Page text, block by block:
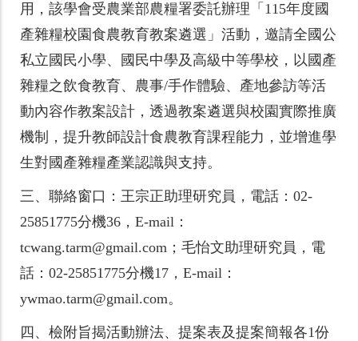
用，該學會受農業部農糧署委託辦理「115年度國
產雜糧校園食農教育教案遴選」活動，邀請全國公
私立國民小學、國民中學及高級中等學校，以國產
雜糧之飲食教育、農事/手作體驗、產地參訪等活
動內容作教案設計，透過教案遴選與校園實際推廣
機制，提升教師設計食農教育課程能力，並增進學
生對國產雜糧產業認識與支持。
三、 聯絡窗口：王宗正助理研究員，電話：02-
25851775分機36，E-mail：
tcwang.tarm@gmail.com；毛怡文助理研究員，電
話：02-25851775分機17，E-mail：
ywmao.tarm@gmail.com。
四、 檢附旨揭活動辦法、提案表及提案簡報各1份